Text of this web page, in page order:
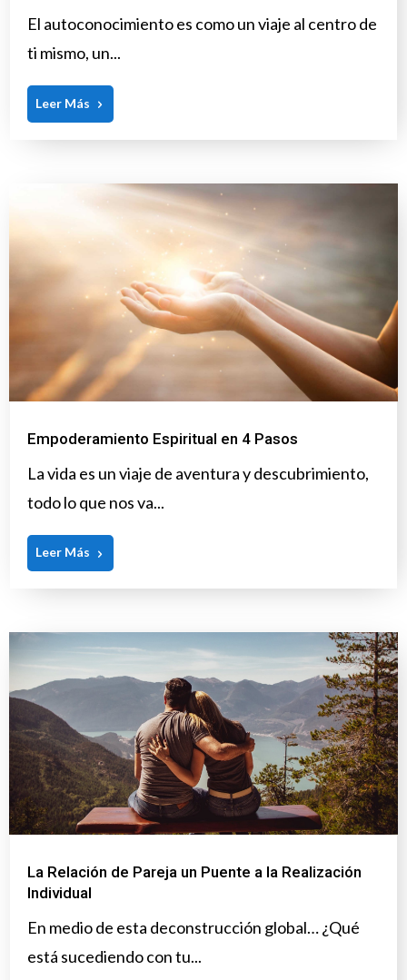
El autoconocimiento es como un viaje al centro de
ti mismo, un...
Leer Más
Empoderamiento Espiritual en 4 Pasos
La vida es un viaje de aventura y descubrimiento,
todo lo que nos va...
Leer Más
La Relación de Pareja un Puente a la Realización
Individual
En medio de esta deconstrucción global… ¿Qué
está sucediendo con tu...